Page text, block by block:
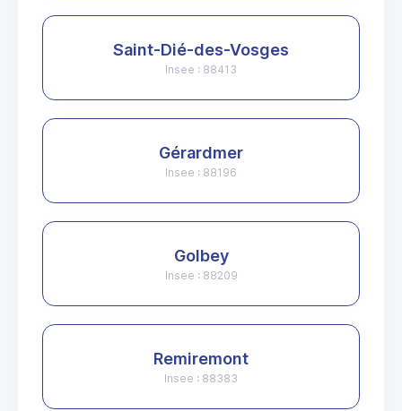
Saint-Dié-des-Vosges
Insee : 88413
Gérardmer
Insee : 88196
Golbey
Insee : 88209
Remiremont
Insee : 88383